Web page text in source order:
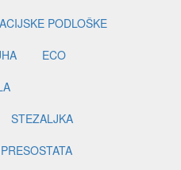
PODLOŠKE
ECO
STEZALJKA